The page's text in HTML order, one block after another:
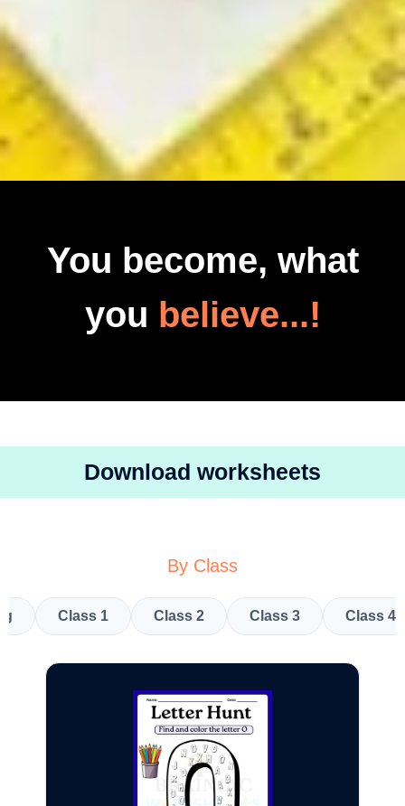
You become, what
you believe...!
Download worksheets
By Class
Class 1 Class 2 Class 3 Class 4